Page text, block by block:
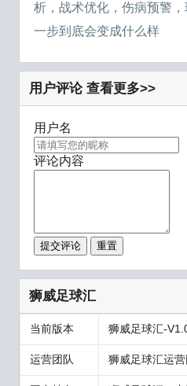
析，战术优化，伤病预警
一步到底会变成什么样
用户评论 查看更多>>
用户名
评论内容
提交评论 重置
狮威足球汇
当前版本 狮威足球汇-
运营团队 狮威足球汇运营